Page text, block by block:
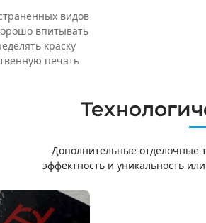
видов
впитывать
краску
печать
Дополнительные отделочные
эффектность и уникальность